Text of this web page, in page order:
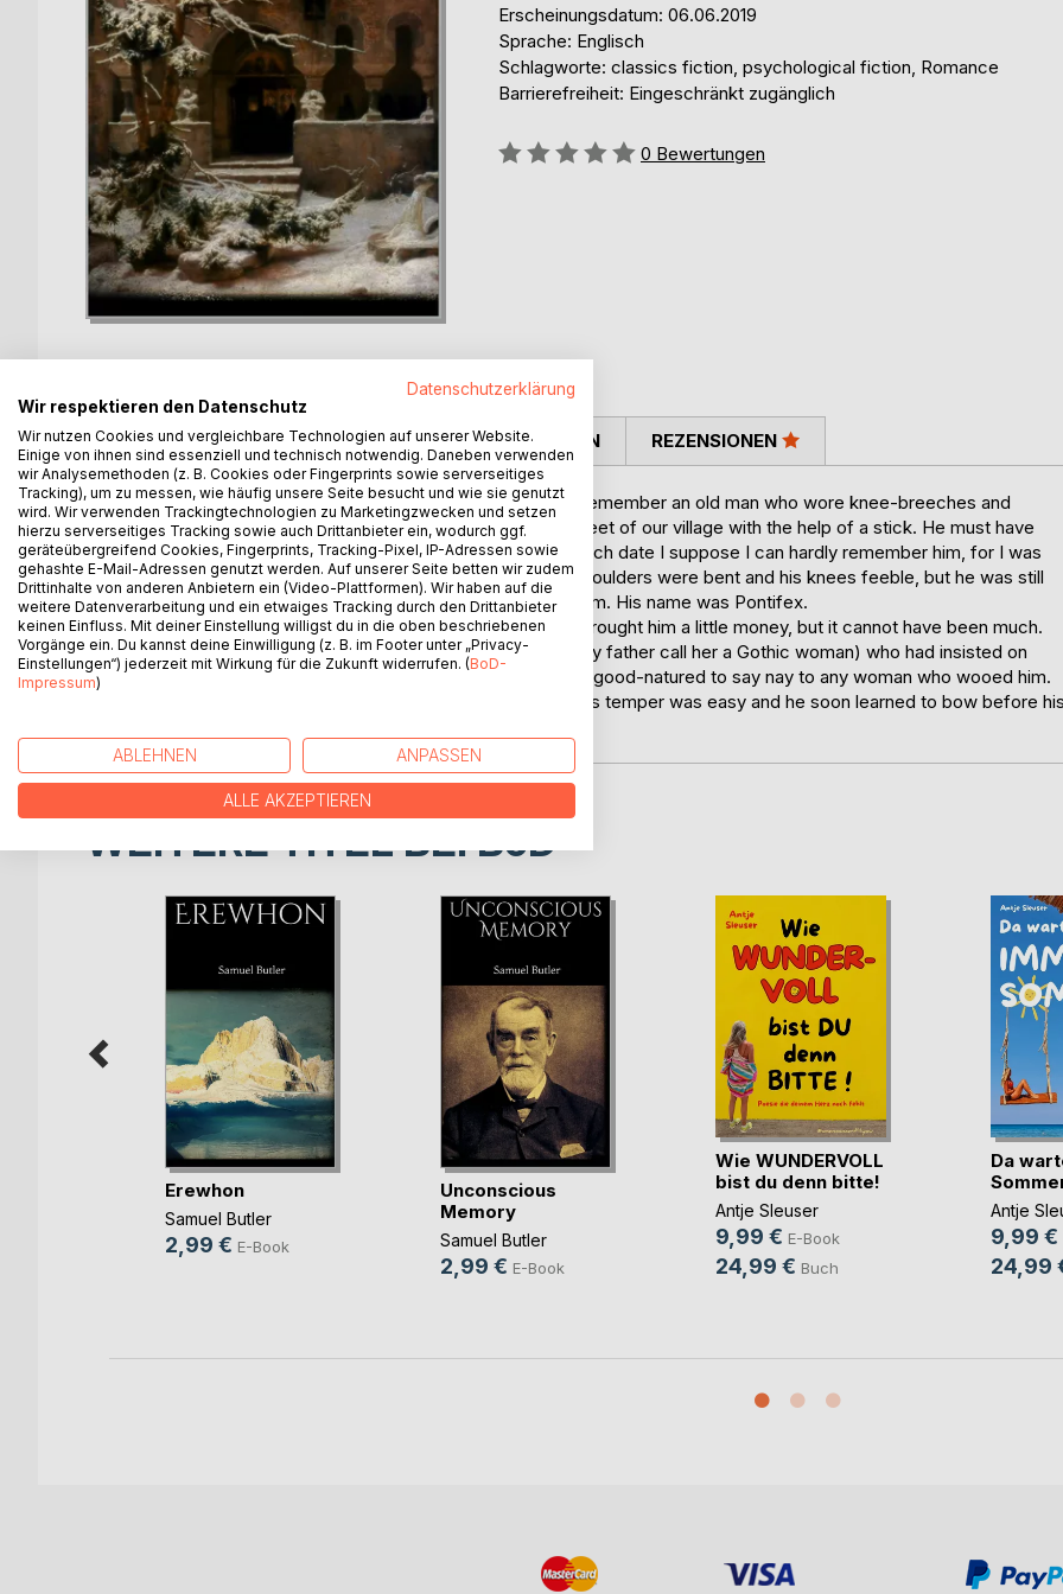
Erscheinungsdatum: 06.06.2019
Sprache: Englisch
Schlagworte: classics fiction, psychological fiction, Romance
Barrierefreiheit: Eingeschränkt zugänglich
Bewertung::
0 Bewertungen
BESCHREIBUNG
When I was a small boy at the beginning of the century I remember an old man who wore knee-breeches and
worsted stockings, and who used to hobble about the street of our village with the help of a stick. He must have
been getting on for eighty in the year 1807, earlier than which date I suppose I can hardly remember him, for I was
born in 1802. A few white locks hung about his ears, his shoulders were bent and his knees feeble, but he was still
hale, and was much respected in our little world of Paleham. His name was Pontifex.
His wife was said to be his master; I have been told she brought him a little money, but it cannot have been much.
She was a tall, square-shouldered person (I have heard my father call her a Gothic woman) who had insisted on
being married to Mr Pontifex when he was young and too good-natured to say nay to any woman who wooed him.
The pair had lived not unhappily together, for Mr Pontifex's temper was easy and he soon learned to bow before
AUTOR/IN PRESSESTIMMEN REZENSIONEN
WEITERE TITEL BEIBoD
Erewhon
Samuel Butler
2,99 € E-Book
Unconscious
Memory
Samuel Butler
2,99 € E-Book
Wie WUNDERVOLL
bist du denn bitte!
Antje Sleuser
9,99 € E-Book
24,99 € Buch
Da
Antje
9,99 €
24,99
Datenschutzerklärung
Wir respektieren den Datenschutz
Wir nutzen Cookies und vergleichbare Technologien auf unserer Website.
Einige von ihnen sind essenziell und technisch notwendig. Daneben verwenden
wir Analysemethoden (z. B. Cookies oder Fingerprints sowie serverseitiges
Tracking), um zu messen, wie häufig unsere Seite besucht und wie sie genutzt
wird. Wir verwenden Trackingtechnologien zu Marketingzwecken und setzen
hierzu serverseitiges Tracking sowie auch Drittanbieter ein, wodurch ggf.
geräteübergreifend Cookies, Fingerprints, Tracking-Pixel, IP-Adressen sowie
gehashte E-Mail-Adressen genutzt werden. Auf unserer Seite betten wir zudem
Drittinhalte von anderen Anbietern ein (Video-Plattformen). Wir haben auf die
weitere Datenverarbeitung und ein etwaiges Tracking durch den Drittanbieter
keinen Einfluss. Mit deiner Einstellung willigst du in die oben beschriebenen
Vorgänge ein. Du kannst deine Einwilligung (z. B. im Footer unter „Privacy-
Einstellungen“) jederzeit mit Wirkung für die Zukunft widerrufen. (BoD-
Impressum)
ABLEHNEN ANPASSEN
ALLE AKZEPTIEREN